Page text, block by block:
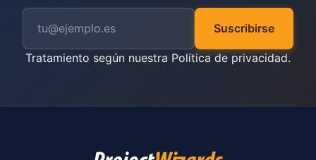
Suscribirse
Tratamiento según nuestra Política de privacidad.